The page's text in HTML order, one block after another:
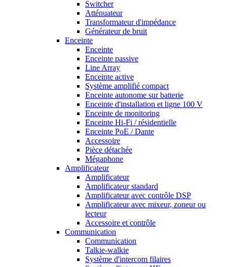
Switcher
Atténuateur
Transformateur d'impédance
Générateur de bruit
Enceinte
Enceinte
Enceinte passive
Line Array
Enceinte active
Système amplifié compact
Enceinte autonome sur batterie
Enceinte d'installation et ligne 100 V
Enceinte de monitoring
Enceinte Hi-Fi / résidentielle
Enceinte PoE / Dante
Accessoire
Pièce détachée
Mégaphone
Amplificateur
Amplificateur
Amplificateur standard
Amplificateur avec contrôle DSP
Amplificateur avec mixeur, zoneur ou
lecteur
Accessoire et contrôle
Communication
Communication
Talkie-walkie
Système d'intercom filaires